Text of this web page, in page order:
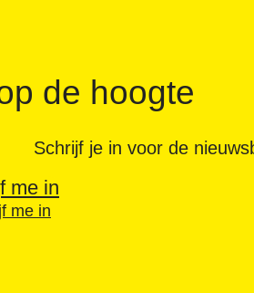
de hoogte
Schrijf je in voor de
me in
me in